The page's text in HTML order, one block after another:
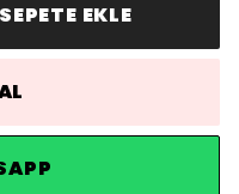
SEPETE EKLE